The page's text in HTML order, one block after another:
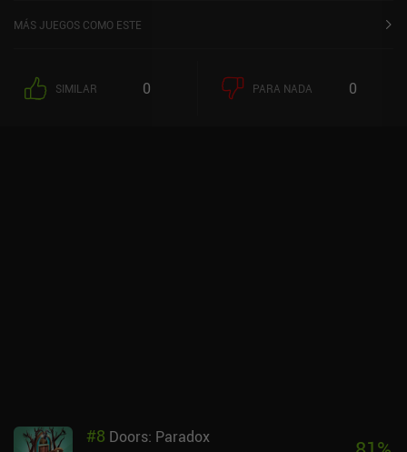
en la App Store de iOS.
MÁS JUEGOS COMO ESTE
SIMILAR 0 PARA NADA 0
#8 Doors: Paradox